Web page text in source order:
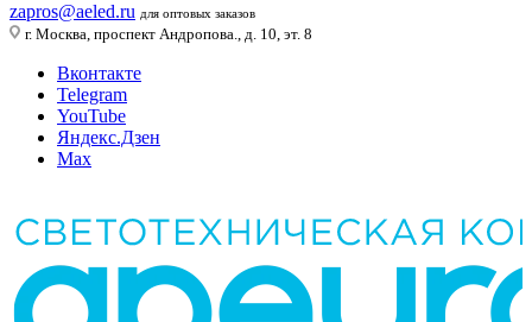
zapros@aeled.ru для оптовых заказов
г. Москва, проспект Андропова., д. 10, эт. 8
Вконтакте
Telegram
YouTube
Яндекс.Дзен
Max